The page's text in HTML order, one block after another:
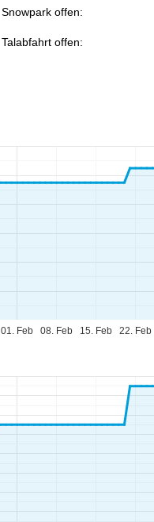
Snowpark offen:
Talabfahrt offen:
01. Feb 08. Feb 15. Feb 22. Feb